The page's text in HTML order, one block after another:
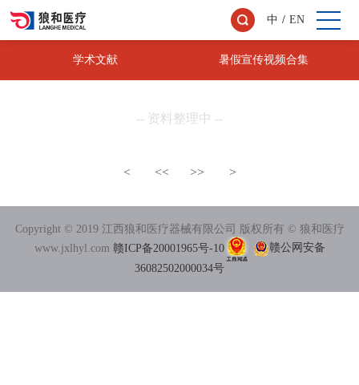
中 / EN
学术文献 暑假宣传视频合集
-- 资料整理中 --
< << >> >
Copyright © 2019 江西狼和医疗器械有限公司 版权所有 © 狼和医疗
www.jxlhyl.com 赣ICP备20001965号-10
赣公网安备
36082502000034号